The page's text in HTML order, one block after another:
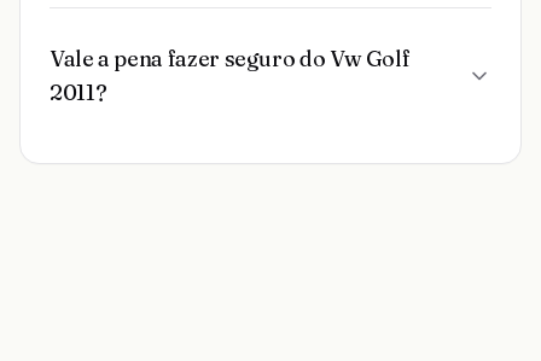
Vale a pena fazer seguro do Vw Golf
2011?